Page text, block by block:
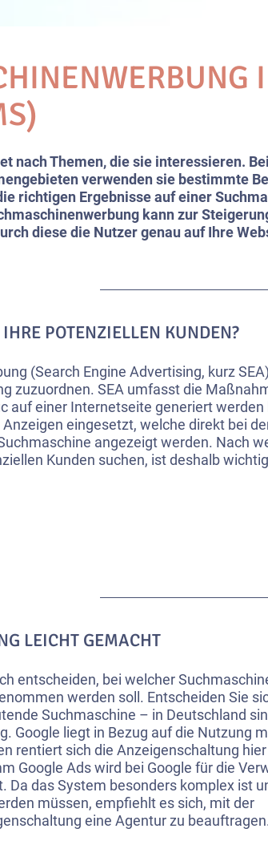
nach Themen, die sie interessieren.
verwenden sie bestimmte
richtigen Ergebnisse auf einer
kann zur
diese die Nutzer genau auf Ihre
POTENZIELLEN KUNDEN?
(Search Engine Advertising, kurz
zuzuordnen. SEA umfasst die
auf einer Internetseite generiert werden
eingesetzt, welche direkt bei
angezeigt werden. Nach
Kunden suchen, ist deshalb
LEICHT GEMACHT
entscheiden, bei welcher
werden soll. Entscheiden Sie
Suchmaschine – in Deutschland
Google liegt in Bezug auf die Nutzung
rentiert sich die Anzeigenschaltung hier
Google Ads wird bei Google für die
Da das System besonders komplex ist
müssen, empfiehlt es sich, mit der
eine Agentur zu beauftragen.